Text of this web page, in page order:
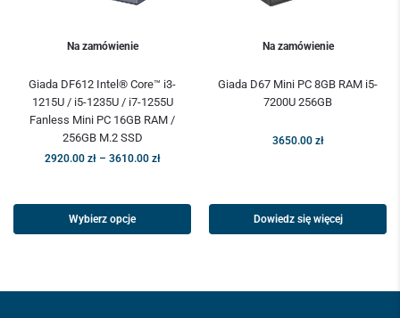
Na zamówienie
Giada DF612 Intel® Core™ i3-
1215U / i5-1235U / i7-1255U
Fanless Mini PC 16GB RAM /
256GB M.2 SSD
2920.00 zł – 3610.00 zł
Wybierz opcje
Na zamówienie
Giada D67 Mini PC 8GB RAM i5-
7200U 256GB
3650.00 zł
Dowiedz się więcej